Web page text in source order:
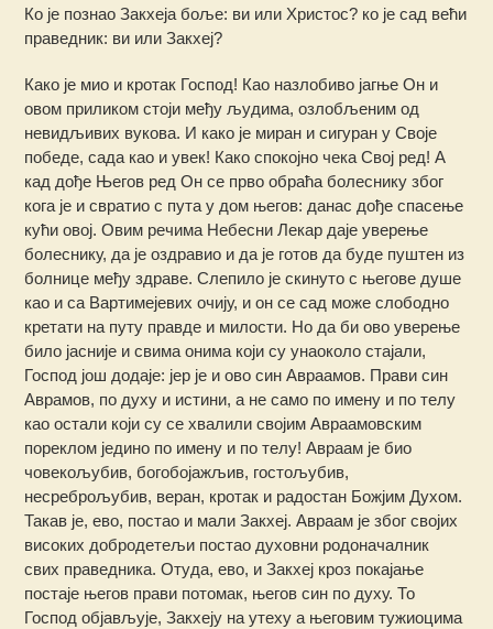
Ко је познао Закхеја боље: ви или Христос? ко је сад већи
праведник: ви или Закхеј?
Како је мио и кротак Господ! Као назлобиво јагње Он и
овом приликом стоји међу људима, озлобљеним од
невидљивих вукова. И како је миран и сигуран у Своје
победе, сада као и увек! Како спокојно чека Свој ред! А
кад дође Његов ред Он се прво обраћа болеснику због
кога је и свратио с пута у дом његов: данас дође спасење
кући овој. Овим речима Небесни Лекар даје уверење
болеснику, да је оздравио и да је готов да буде пуштен из
болнице међу здраве. Слепило је скинуто с његове душе
као и са Вартимејевих очију, и он се сад може слободно
кретати на путу правде и милости. Но да би ово уверење
било јасније и свима онима који су унаоколо стајали,
Господ још додаје: јер је и ово син Авраамов. Прави син
Аврамов, по духу и истини, а не само по имену и по телу
као остали који су се хвалили својим Авраамовским
пореклом једино по имену и по телу! Авраам је био
човекољубив, богобојажљив, гостољубив,
несреброљубив, веран, кротак и радостан Божјим Духом.
Такав је, ево, постао и мали Закхеј. Авраам је због својих
високих добродетељи постао духовни родоначалник
свих праведника. Отуда, ево, и Закхеј кроз покајање
постаје његов прави потомак, његов син по духу. То
Господ објављује, Закхеју на утеху а његовим тужиоцима